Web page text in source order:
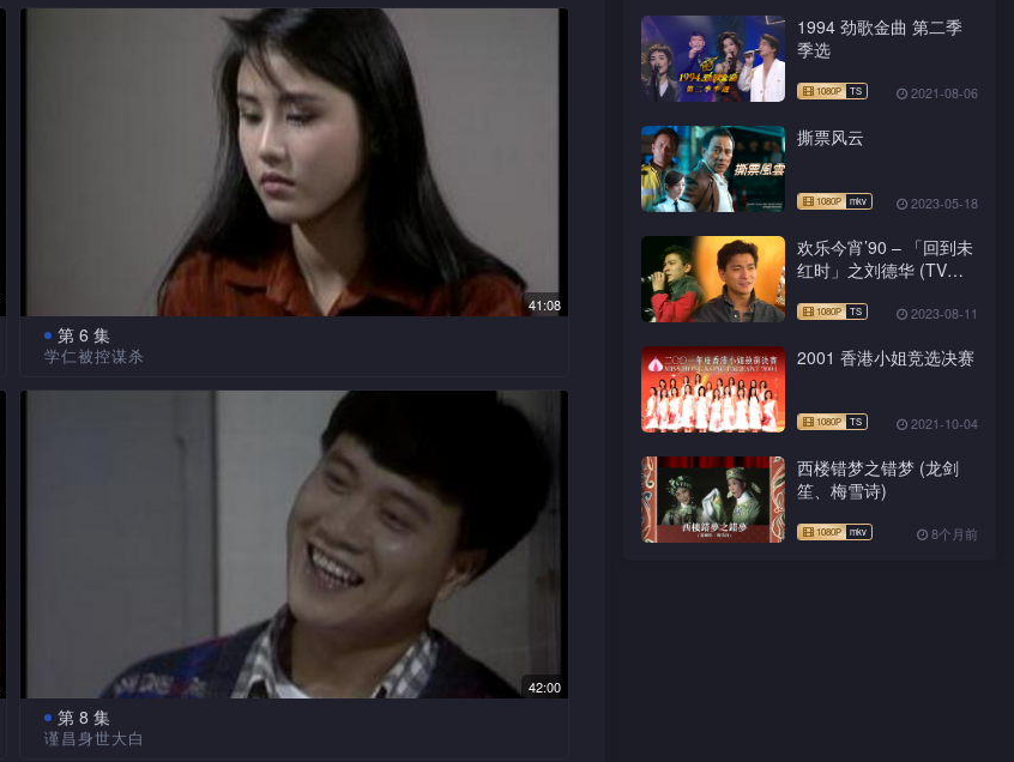
月明寄居谢家后，由于她打扮行为土气十足，兼且霸占了创世
的房子，令他对月明甚为反感。况且，当她跻身在这大男人主义的
家庭中，被迫身兼主妇之职，负责料理全家大小杂务，根本未有机
谨昌无意中撞破伟舜违例驾驶，伟舜心生不忿，反恶人先告
状，诬告谨昌恶言恐吓，令谨昌大感气结。其后上司发现证据不
足，取消控诉，但却将他调至山顶警署复职。
学仁忍无可忍下，直言谨昌非为淑梅所亲生，令他当场目定口
呆，向淑梅求证。原来当年昌母将他交托淑梅后，忍心一去音讯全
无。谨昌获悉身世真相后悲痛欲绝。
谨昌心灰意冷之际，欲迁出方家独居。淑梅不忍其子生活潦
倒，亲往劝他回家暂住。刚巧阿娥至，以为淑梅存心霸占谨昌，向
她尖酸大骂一轮，并将她推下楼梯。学仁、学斌等以为谨昌忘恩负
正当谨昌精神大为失落之际，阿娥频频向他迫婚。谨昌亦觉二
人间格格不入，对阿娥泼辣小器性格渐渐不能忍受，毅然向她提出
谨昌空虚寂寞之余，得月明从中开解，对家人渐为谅解，终提
起勇气归家，一家人重现和洽。另一方面，谨昌从淑梅口中，得知
41:08
第 6 集
学仁被控谋杀
当警方抵达凶案现场时，发现学仁正慌张而逃，下令通缉他归
学仁走投无路之际，欲请求谨昌代安排出走。谨昌有感此法于
事无补，劝学仁暂且自首，并允尽力替其洗脱罪名。
钟赞获悉爱子噩耗后，大受刺激，在公司大吵大闹，欲开除学
宁泄愤。伟舜施计挽留学宁，并在她面前卖弄人情，令学宇大为感
谨昌日以继夜调查下，发现该泥水佬乃欲向月明施暴之变态色
魔，对他顿起疑心，特与手下布下天罗地网，欲将色魔绳之于法，
但苦无证据，令谨昌大为焦虑。
42:00
第 8 集
谨昌身世大白
1994 劲歌金曲 第二季
季选
2021-08-06
撕票风云
2023-05-18
欢乐今宵’90 – 「回到未
红时」之刘德华 (TV
2023-08-11
2001 香港小姐竞选决赛
2021-10-04
西楼错梦之错梦 (龙剑
笙、梅雪诗)
8个月前